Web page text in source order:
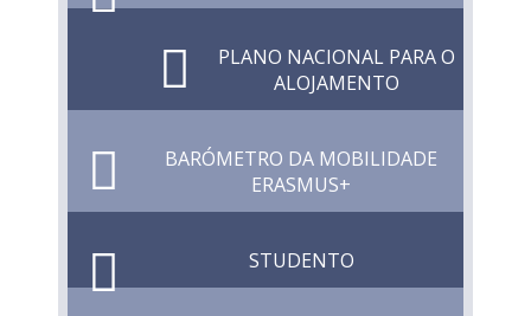
PLANO NACIONAL PARA O
ALOJAMENTO
BARÓMETRO DA MOBILIDADE
ERASMUS+
STUDENTO